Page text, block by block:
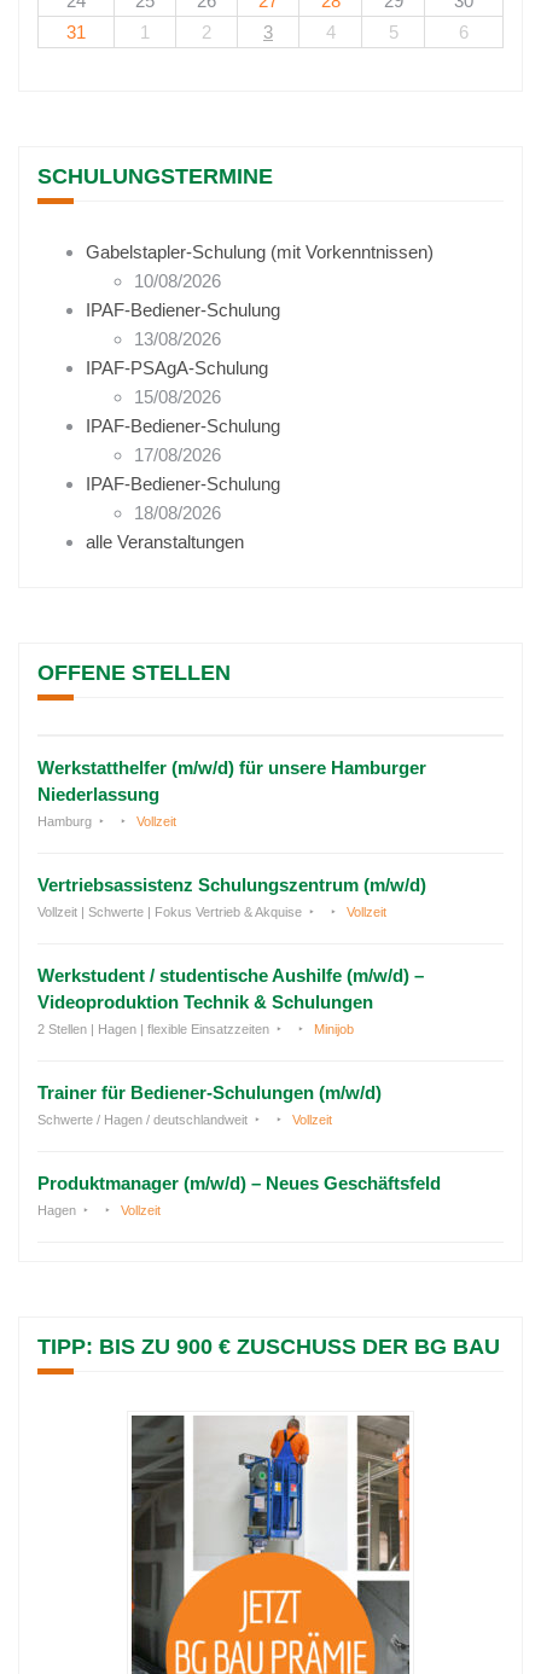
31
1 2 3 4 5 6
SCHULUNGSTERMINE
Gabelstapler-Schulung (mit Vorkenntnissen)
10/08/2026
IPAF-Bediener-Schulung
13/08/2026
IPAF-PSAgA-Schulung
15/08/2026
IPAF-Bediener-Schulung
17/08/2026
IPAF-Bediener-Schulung
18/08/2026
alle Veranstaltungen
OFFENE STELLEN
Werkstatthelfer (m/w/d) für unsere Hamburger
Niederlassung
Hamburg Vollzeit
Vertriebsassistenz Schulungszentrum (m/w/d)
Vollzeit | Schwerte | Fokus Vertrieb & Akquise Vollzeit
Werkstudent / studentische Aushilfe (m/w/d) –
Videoproduktion Technik & Schulungen
2 Stellen | Hagen | flexible Einsatzzeiten Minijob
Trainer für Bediener-Schulungen (m/w/d)
Schwerte / Hagen / deutschlandweit Vollzeit
Produktmanager (m/w/d) – Neues Geschäftsfeld
Hagen Vollzeit
TIPP: BIS ZU 900 € ZUSCHUSS DER BG BAU